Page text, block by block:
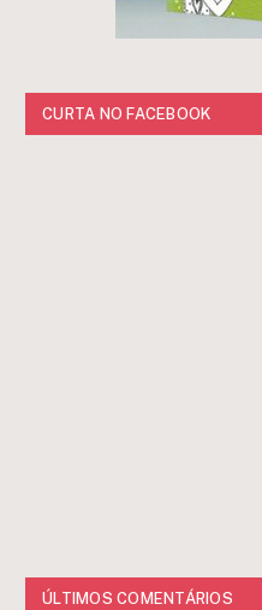
CURTA NO FACEBOOK
ÚLTIMOS COMENTÁRIOS